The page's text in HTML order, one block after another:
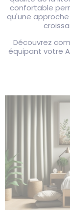
confortable
qu'une
Découvrez
équipant votre